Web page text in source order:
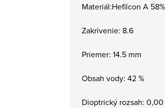
Materiál:Hefilcon A 58%
Zakrivenie: 8.6
Priemer: 14.5 mm
Obsah vody: 42 %
Dioptrický rozsah: 0,00